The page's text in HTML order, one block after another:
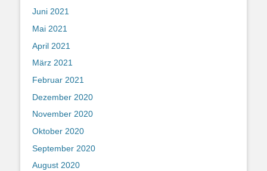
Juni 2021
Mai 2021
April 2021
März 2021
Februar 2021
Dezember 2020
November 2020
Oktober 2020
September 2020
August 2020